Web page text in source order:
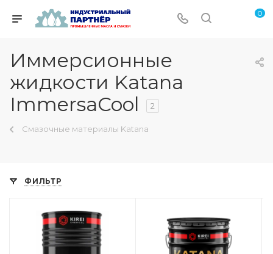
0
Иммерсионные
жидкости Katana
ImmersaCool
2
Смазочные материалы Katana
ФИЛЬТР